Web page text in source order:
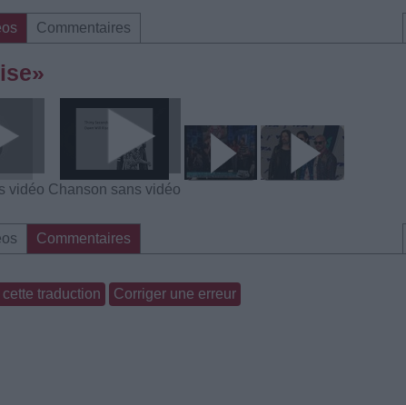
Commentaires
vidéo Chanson sans vidéo
Commentaires
traduction Corriger une erreur